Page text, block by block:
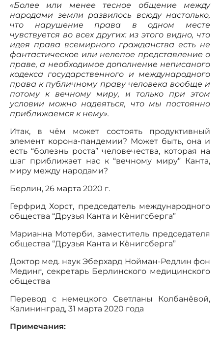
«Более или менее тесное общение между
народами земли развилось всюду настолько,
что нарушение права в одном месте
чувствуется во всех других: из этого видно, что
идея права всемирного гражданства есть не
фантастическое или нелепое представление о
праве, а необходимое дополнение неписаного
кодекса государственного и международного
права к публичному праву человека вообще и
потому к вечному миру, и только при этом
условии можно надеяться, что мы постоянно
приближаемся к нему».
Итак, в чём может состоять продуктивный
элемент корона-пандемии? Может быть, она и
есть “болезнь роста” человечества, которая на
шаг приближает нас к “вечному миру” Канта,
миру между народами?
Берлин, 26 марта 2020 г.
Герфрид Хорст, председатель международного
общества “Друзья Канта и Кёнигсберга”
Марианна Мотерби, заместитель председателя
общества “Друзья Канта и Кёнигсберга”
Доктор мед. наук Эберхард Нойман-Редлин фон
Мединг, секретарь Берлинского медицинского
общества
Перевод с немецкого Светланы Колбанёвой,
Калининград, 31 марта 2020 года
Примечания: